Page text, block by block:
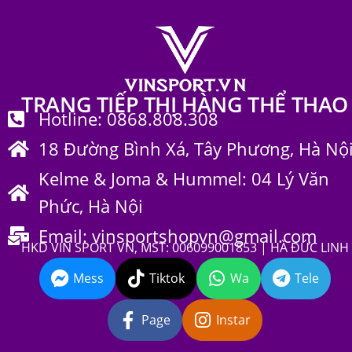
TRANG TIẾP THỊ HÀNG THỂ THAO
Hotline: 0868.808.308
18 Đường Bình Xá, Tây Phương, Hà Nội
Kelme & Joma & Hummel: 04 Lý Văn
Phức, Hà Nội
Email: vinsportshopvn@gmail.com
HKD VIN SPORT VN, MST: 006099001853 | HÀ ĐỨC LINH
Mess
Tiktok Wa Tele
Page Instar